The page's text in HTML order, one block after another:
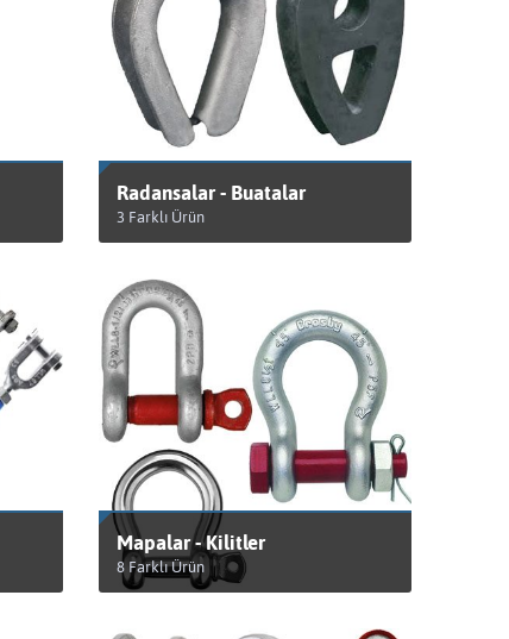
Radansalar - Buatalar
3 Farklı Ürün
Mapalar - Kilitler
8 Farklı Ürün